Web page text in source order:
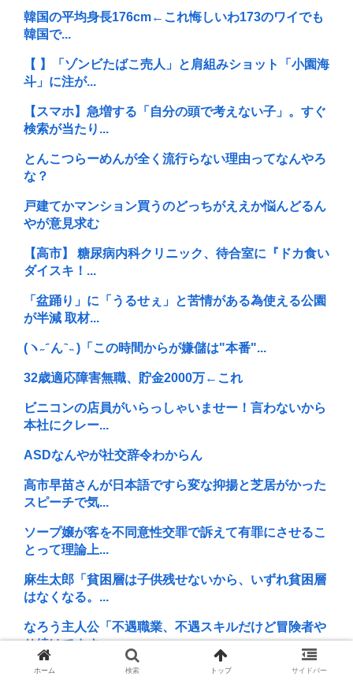
韓国の平均身長176cm←これ悔しいわ173のワイでも
韓国で...
【 】「ゾンビたばこ売人」と肩組みショット「小園海
斗」に注が...
【スマホ】急増する「自分の頭で考えない子」。すぐ
検索が当たり...
とんこつらーめんが全く流行らない理由ってなんやろ
な？
戸建てかマンション買うのどっちがええか悩んどるん
やが意見求む
【高市】 糖尿病内科クリニック、待合室に『ドカ食い
ダイスキ！...
「盆踊り」に「うるせぇ」と苦情がある為使える公園
が半減 取材...
(ヽ˶ ᷇ ん ᷆ ˵ )「この時間からが嫌儲は"本番"...
32歳適応障害無職、貯金2000万←これ
ビニコンの店員がいらっしゃいませー！言わないから
本社にクレー...
ASDなんやが社交辞令わからん
高市早苗さんが日本語ですら変な抑揚と芝居がかった
スピーチで気...
ソープ嬢が客を不同意性交罪で訴えて有罪にさせるこ
とって理論上...
麻生太郎「貧困層は子供残せないから、いずれ貧困層
はなくなる。...
なろう主人公「不遇職業、不遇スキルだけど冒険者や
り続けてます...
長谷川亮太 ちばけんま 唐澤貴洋 無能弁護士
ホーム 検索 トップ サイドバー